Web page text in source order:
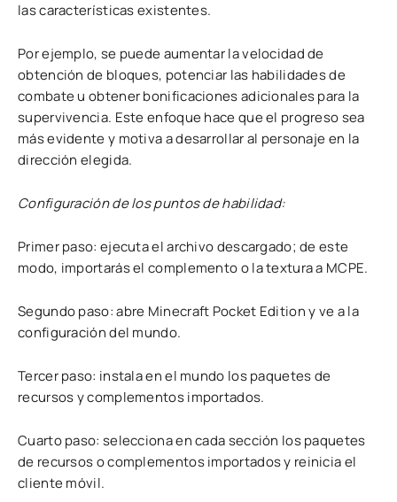
las características existentes.
Por ejemplo, se puede aumentar la velocidad de
obtención de bloques, potenciar las habilidades de
combate u obtener bonificaciones adicionales para la
supervivencia. Este enfoque hace que el progreso sea
más evidente y motiva a desarrollar al personaje en la
dirección elegida.
Configuración de los puntos de habilidad:
Primer paso: ejecuta el archivo descargado; de este
modo, importarás el complemento o la textura a MCPE.
Segundo paso: abre Minecraft Pocket Edition y ve a la
configuración del mundo.
Tercer paso: instala en el mundo los paquetes de
recursos y complementos importados.
Cuarto paso: selecciona en cada sección los paquetes
de recursos o complementos importados y reinicia el
cliente móvil.